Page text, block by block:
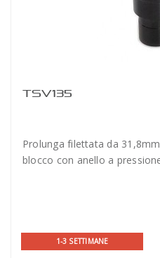
TSV135
Prolunga filettata da
blocco con anello a
1-3 SETTIMANE